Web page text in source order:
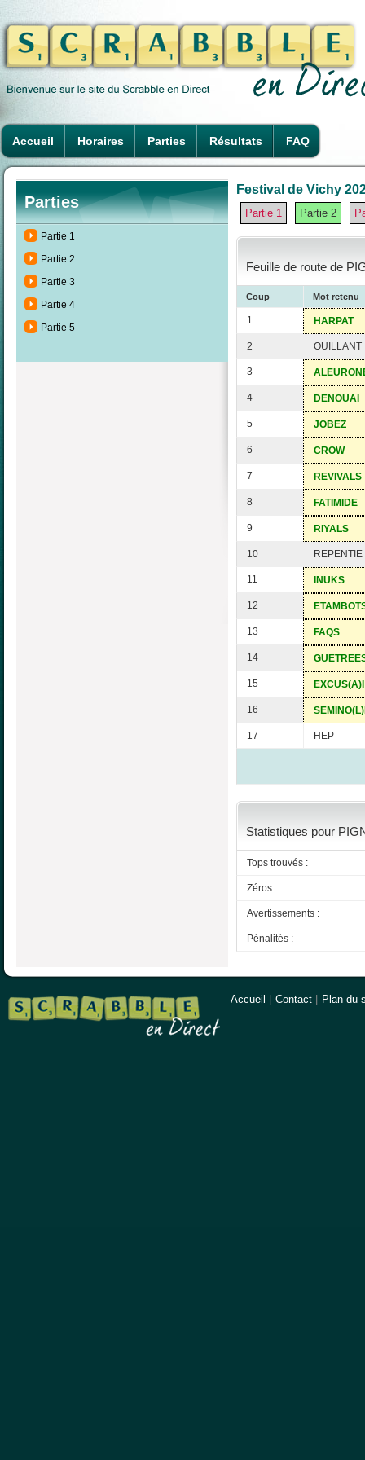
Accueil Horaires Parties Résultats FAQ
Parties
Partie 1
Partie 2
Partie 3
Partie 4
Partie 5
Festival de Vichy
Partie 1 Partie 2
Feuille de route de
Coup Mot retenu
1 HARPAT
2 OUILLANT
3
4 DENOUAI
5 JOBEZ
6 CROW
7 REVIVALS
8 FATIMIDE
9 RIYALS
10 REPENTIE
11 INUKS
12
13 FAQS
14
15 EXCUS(A)I
16
17 HEP
Statistiques pour
Tops trouvés :
Zéros :
Avertissements :
Pénalités :
Accueil Contact Plan du